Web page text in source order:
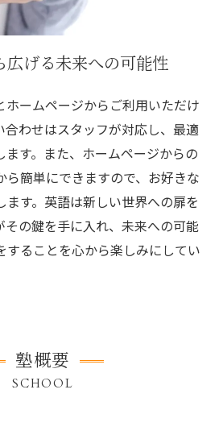
広げる未来への可能性
ホームページからご利用いただけ
合わせはスタッフが対応し、最適
ます。また、ホームページからの
ら簡単にできますので、お好きな
ます。英語は新しい世界への扉を
その鍵を手に入れ、未来への可能
することを心から楽しみにしてい
塾概要
SCHOOL